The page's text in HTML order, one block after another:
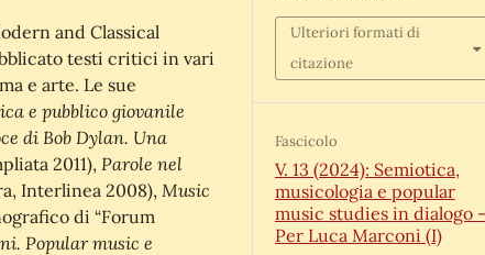
and Classical
testi critici in vari
e arte. Le sue
e pubblico giovanile
di Bob Dylan. Una
2011), Parole nel
Interlinea 2008), Music
di “Forum
Popular music e
Ulteriori formati di
citazione
Fascicolo
V. 13 (2024): Semiotica,
musicologia e popular
music studies in dialogo
Per Luca Marconi (I)